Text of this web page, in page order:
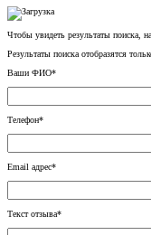
Чтобы увидеть результаты поиска,
Результаты поиска отобразятся
Ваши ФИО*
Телефон*
Email адрес*
Текст отзыва*